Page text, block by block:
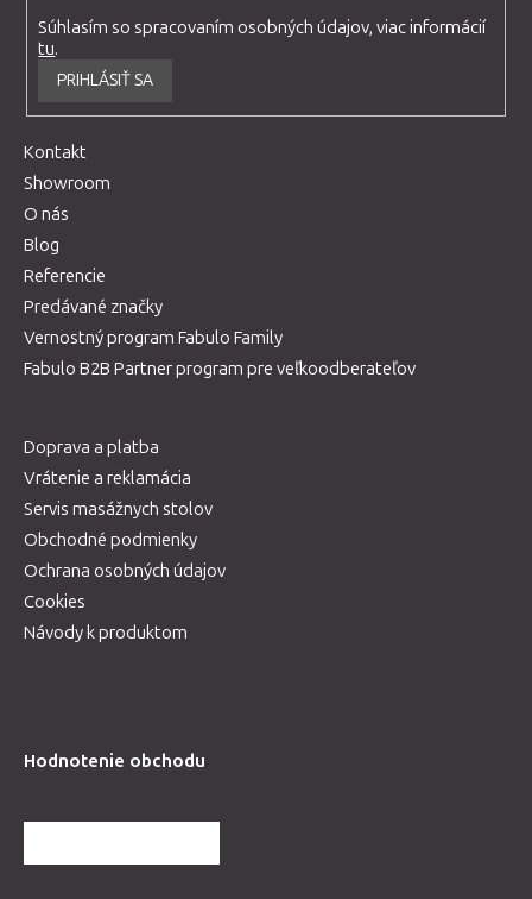
Súhlasím so spracovaním osobných údajov, viac informácií
tu.
PRIHLÁSIŤ SA
Kontakt
Showroom
O nás
Blog
Referencie
Predávané značky
Vernostný program Fabulo Family
Fabulo B2B Partner program pre veľkoodberateľov
Doprava a platba
Vrátenie a reklamácia
Servis masážnych stolov
Obchodné podmienky
Ochrana osobných údajov
Cookies
Návody k produktom
Hodnotenie obchodu